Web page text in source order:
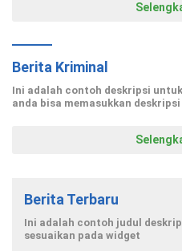
Berita Kriminal
Ini adalah contoh deskripsi
anda bisa memasukkan
Berita Terbaru
Ini adalah contoh judul
sesuaikan pada widget